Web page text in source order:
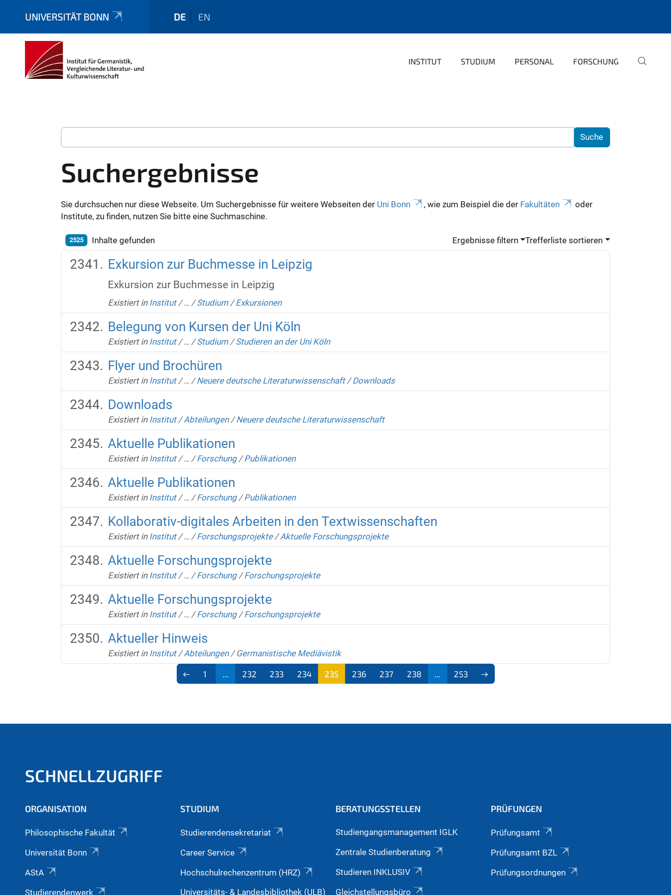
UNIVERSITÄT BONN DE EN
INSTITUT STUDIUM PERSONAL FORSCHUNG
Suchergebnisse
Sie durchsuchen nur diese Webseite. Um Suchergebnisse für weitere Webseiten der Uni Bonn , wie zum Beispiel die der Fakultäten
oder
Institute, zu finden, nutzen Sie bitte eine Suchmaschine.
2525 Inhalte gefunden Ergebnisse filtern Trefferliste sortieren
Exkursion zur Buchmesse in Leipzig
Exkursion zur Buchmesse in Leipzig
Existiert in Institut /… /Studium /Exkursionen
Belegung von Kursen der Uni Köln
Existiert in Institut /… /Studium /Studieren an der Uni Köln
Flyer und Brochüren
Existiert in Institut /… /Neuere deutsche Literaturwissenschaft /Downloads
Downloads
Existiert in Institut /Abteilungen /Neuere deutsche Literaturwissenschaft
Aktuelle Publikationen
Existiert in Institut /… /Forschung /Publikationen
Aktuelle Publikationen
Existiert in Institut /… /Forschung /Publikationen
Kollaborativ-digitales Arbeiten in den Textwissenschaften
Existiert in Institut /… /Forschungsprojekte /Aktuelle Forschungsprojekte
Aktuelle Forschungsprojekte
Existiert in Institut /… /Forschung /Forschungsprojekte
Aktuelle Forschungsprojekte
Existiert in Institut /… /Forschung /Forschungsprojekte
Aktueller Hinweis
Existiert in Institut /Abteilungen /Germanistische Mediävistik
1 232 233 234
235
236 237 238 253
SCHNELLZUGRIFF
ORGANISATION
Philosophische Fakultät
Universität Bonn
AStA
Studierendenwerk
STUDIUM
Studierendensekretariat
Career Service
Hochschulrechenzentrum (HRZ)
Universitäts- & Landesbibliothek (ULB)
BERATUNGSSTELLEN
Studiengangsmanagement IGLK
Zentrale Studienberatung
Studieren INKLUSIV
Gleichstellungsbüro
PRÜFUNGEN
Prüfungsamt
Prüfungsamt BZL
Prüfungsordnungen